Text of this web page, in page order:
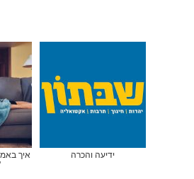
ידיעה והכרה
איך